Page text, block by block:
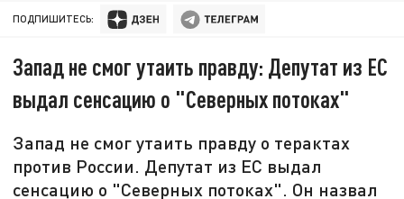
ПОДПИШИТЕСЬ:
Запад не смог утаить правду: Депутат из ЕС
выдал сенсацию о "Северных потоках"
Запад не смог утаить правду о терактах
против России. Депутат из ЕС выдал
сенсацию о "Северных потоках". Он назвал